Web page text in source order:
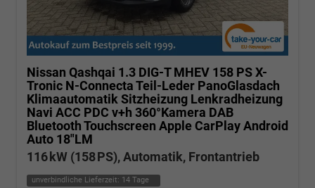
Nissan Qashqai 1.3 DIG-T MHEV 158 PS X-
Tronic N-Connecta Teil-Leder PanoGlasdach
Klimaautomatik Sitzheizung Lenkradheizung
Navi ACC PDC v+h 360°Kamera DAB
Bluetooth Touchscreen Apple CarPlay Android
Auto 18"LM
116 kW (158 PS), Automatik, Frontantrieb
unverbindliche Lieferzeit: 14 Tage